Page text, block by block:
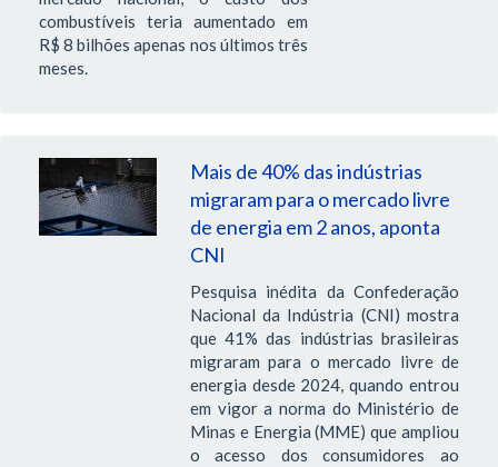
combustíveis teria aumentado em
R$ 8 bilhões apenas nos últimos três
meses.
Mais de 40% das indústrias
migraram para o mercado livre
de energia em 2 anos, aponta
CNI
Pesquisa inédita da Confederação
Nacional da Indústria (CNI) mostra
que 41% das indústrias brasileiras
migraram para o mercado livre de
energia desde 2024, quando entrou
em vigor a norma do Ministério de
Minas e Energia (MME) que ampliou
o acesso dos consumidores ao